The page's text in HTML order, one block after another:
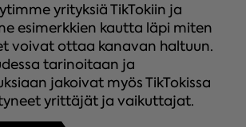
yrityksiä TikTokiin ja
esimerkkien kautta läpi miten
voivat ottaa kanavan haltuun.
tarinoitaan ja
jakoivat myös TikTokissa
yrittäjät ja vaikuttajat.